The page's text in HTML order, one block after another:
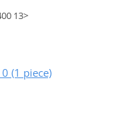
13>
(1 piece)